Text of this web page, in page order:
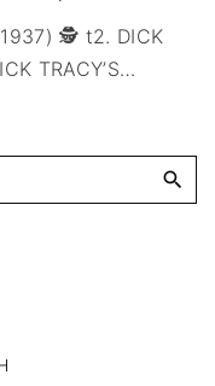
🕵 t2. DICK
TRACY’S…